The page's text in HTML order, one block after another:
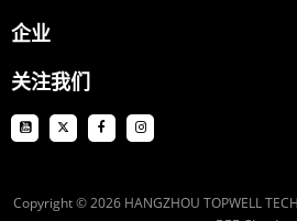
企业
关注我们
Copyright © 2026 HANGZHOU TOPWELL